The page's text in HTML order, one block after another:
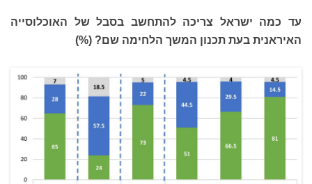
עד כמה ישראל צריכה להתחשב בסבל של האוכלוסייה
האיראנית בעת תכנון המשך הלחימה שם? (%)